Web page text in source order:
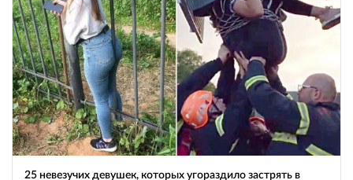
25 невезучих девушек, которых угораздило застрять в